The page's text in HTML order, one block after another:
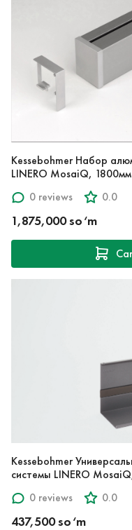
Kessebohmer Набор
LINERO MosaiQ, 1800мм
0 reviews
0.0
1,875,000 so‘m
Kessebohmer
системы LINERO
0 reviews
0.0
437,500 so‘m